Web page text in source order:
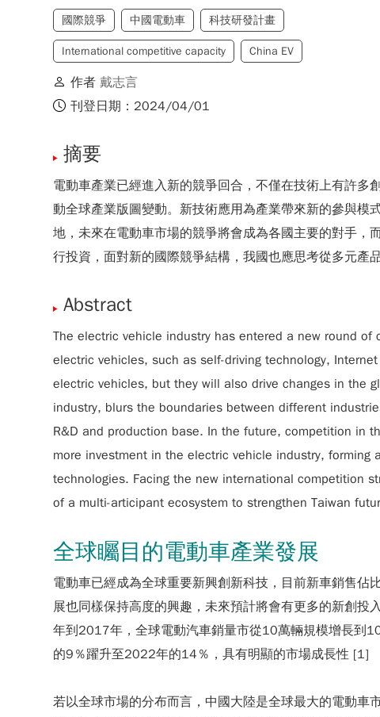
國際競爭 中國電動車 科技研發計畫
International competitive capacity China EV
作者戴志言
刊登日期：2024/04/01
摘要
電動車產業已經進入新的競爭回合，不僅在技術上有許
動全球產業版圖變動。新技術應用為產業帶來新的參與模
地，未來在電動車市場的競爭將會成為各國主要的對手，
行投資，面對新的國際競爭結構，我國也應思考從多元產
Abstract
The electric vehicle industry has entered a new round
electric vehicles, such as self-driving technology,
electric vehicles, but they will also drive changes in the
industry, blurs the boundaries between different
R&D and production base. In the future, competition in
more investment in the electric vehicle industry,
technologies. Facing the new international competition
of a multi-articipant ecosystem to strengthen Taiwan
全球矚目的電動車產業發展
電動車已經成為全球重要新興創新科技，目前新車銷售
展也同樣保持高度的興趣，未來預計將會有更多的新創
年到2017年，全球電動汽車銷量市從10萬輛規模增長到
的9％躍升至2022年的14％，具有明顯的市場成長性 [1]
若以全球市場的分布而言，中國大陸是全球最大的電動車